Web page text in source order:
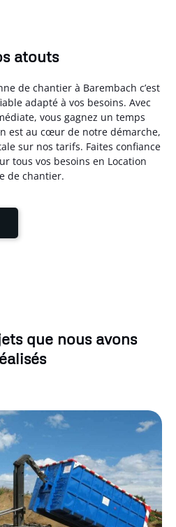
atouts
de chantier à Barembach c’est
adapté à vos besoins. Avec
vous gagnez un temps
est au cœur de notre démarche,
sur nos tarifs. Faites confiance
tous vos besoins en Location
de chantier.
que nous avons